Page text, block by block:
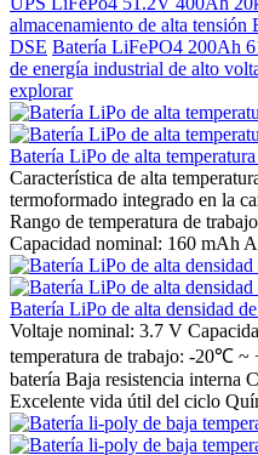
almacenamiento de alta
DSE Batería LiFePO4 200Ah
de energía industrial de alto
explorar
Batería LiPo de alta
Característica de alta
termoformado integrado en la
Rango de temperatura de
Capacidad nominal: 160 mAh
Batería LiPo de alta densidad
Voltaje nominal: 3.7 V
temperatura de trabajo: -20℃
batería Baja resistencia interna
Excelente vida útil del ciclo